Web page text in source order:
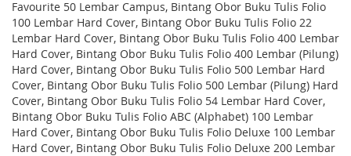
Favourite 50 Lembar Campus, Bintang Obor Buku Tulis Folio
100 Lembar Hard Cover, Bintang Obor Buku Tulis Folio 22
Lembar Hard Cover, Bintang Obor Buku Tulis Folio 400 Lembar
Hard Cover, Bintang Obor Buku Tulis Folio 400 Lembar (Pilung)
Hard Cover, Bintang Obor Buku Tulis Folio 500 Lembar Hard
Cover, Bintang Obor Buku Tulis Folio 500 Lembar (Pilung) Hard
Cover, Bintang Obor Buku Tulis Folio 54 Lembar Hard Cover,
Bintang Obor Buku Tulis Folio ABC (Alphabet) 100 Lembar
Hard Cover, Bintang Obor Buku Tulis Folio Deluxe 100 Lembar
Hard Cover, Bintang Obor Buku Tulis Folio Deluxe 200 Lembar